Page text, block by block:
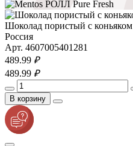
Шоколад пористый с коньяком
Россия
Арт. 4607005401281
489.99 ₽
489.99 ₽
В корзину